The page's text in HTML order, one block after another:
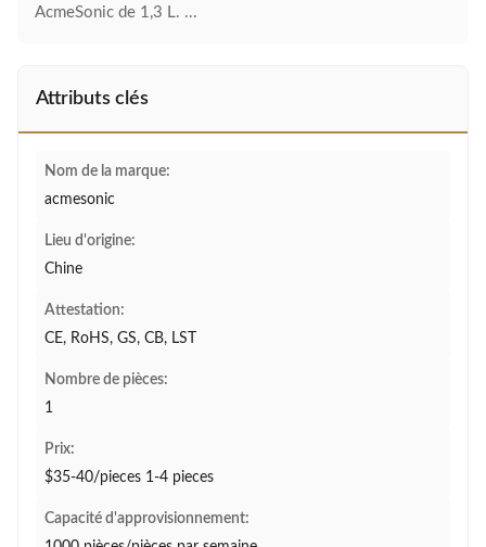
AcmeSonic de 1,3 L. ...
Attributs clés
Nom de la marque:
acmesonic
Lieu d'origine:
Chine
Attestation:
CE, RoHS, GS, CB, LST
Nombre de pièces:
1
Prix:
$35-40/pieces 1-4 pieces
Capacité d'approvisionnement: